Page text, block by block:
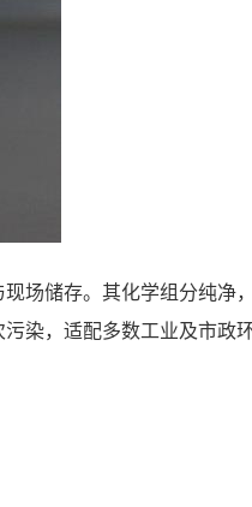
场储存。其化学组分纯净，
染，适配多数工业及市政